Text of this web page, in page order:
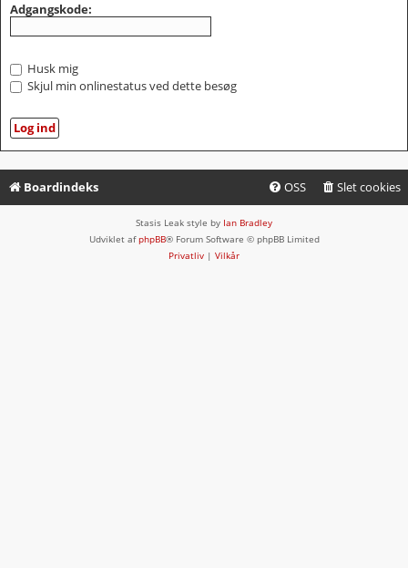
Adgangskode:
Husk mig
Skjul min onlinestatus ved dette besøg
Boardindeks Slet cookies
OSS
Stasis Leak style by Ian Bradley
Udviklet afphpBB® Forum Software © phpBB Limited
Privatliv | Vilkår